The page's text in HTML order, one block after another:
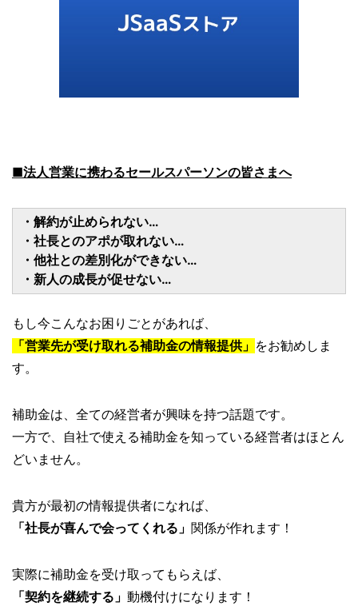
■法人営業に携わるセールスパーソンの皆さまへ
・解約が止められない…
・社長とのアポが取れない…
・他社との差別化ができない…
・新人の成長が促せない…
もし今こんなお困りごとがあれば、
「営業先が受け取れる補助金の情報提供」 をお勧めしま
す。
補助金は、全ての経営者が興味を持つ話題です。
一方で、自社で使える補助金を知っている経営者はほとん
どいません。
貴方が最初の情報提供者になれば、
「社長が喜んで会ってくれる」 関係が作れます！
実際に補助金を受け取ってもらえば、
「契約を継続する」 動機付けになります！